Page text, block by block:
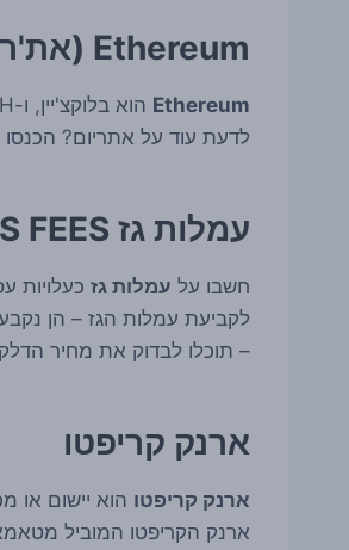
Ethereum (את'ריום)
Ethereum
לדעת עוד על אתריום? הכנסו
עמלות גז GAS FEES
חשבו על עמלות גז
לקביעת עמלות הגז – הן
– תוכלו לבדוק את מחיר
ארנק קריפטו
ארנק קריפטו הוא יישום או
ארנק הקריפטו המוביל